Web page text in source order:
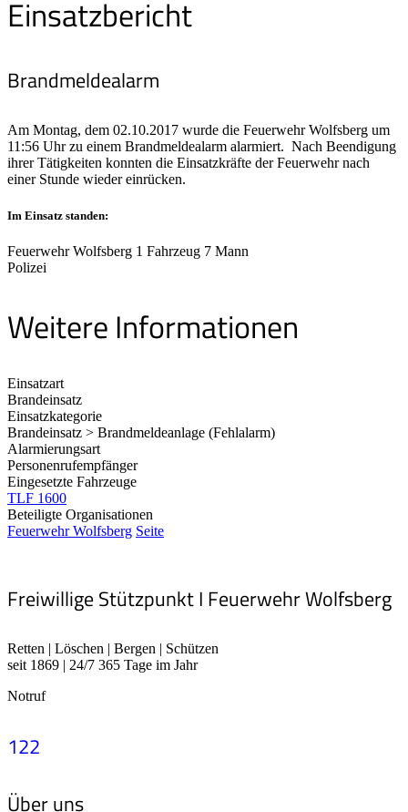
Einsatzbericht
Brandmeldealarm
Am Montag, dem 02.10.2017 wurde die Feuerwehr Wolfsberg um
11:56 Uhr zu einem Brandmeldealarm alarmiert. Nach Beendigung
ihrer Tätigkeiten konnten die Einsatzkräfte der Feuerwehr nach
einer Stunde wieder einrücken.
Im Einsatz standen:
Feuerwehr Wolfsberg 1 Fahrzeug 7 Mann
Polizei
Weitere Informationen
Einsatzart
Brandeinsatz
Einsatzkategorie
Brandeinsatz > Brandmeldeanlage (Fehlalarm)
Alarmierungsart
Personenrufempfänger
Eingesetzte Fahrzeuge
TLF 1600
Beteiligte Organisationen
Feuerwehr Wolfsberg Seite
Freiwillige Stützpunkt I Feuerwehr Wolfsberg
Retten | Löschen | Bergen | Schützen
seit 1869 | 24/7 365 Tage im Jahr
Notruf
122
Über uns